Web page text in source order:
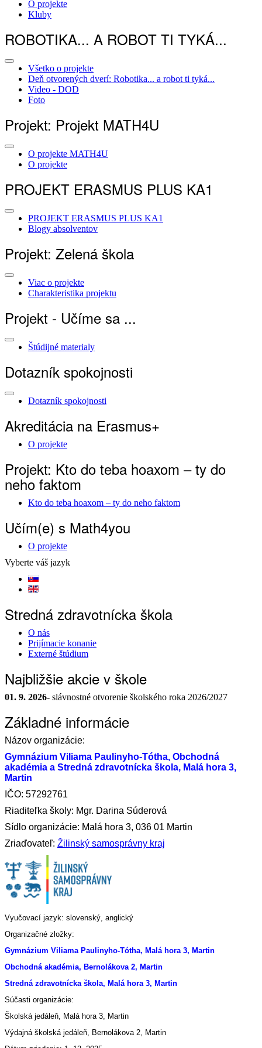
O projekte
Kluby
ROBOTIKA... A ROBOT TI TYKÁ...
Všetko o projekte
Deň otvorených dverí: Robotika... a robot ti tyká...
Video - DOD
Foto
Projekt: Projekt MATH4U
O projekte MATH4U
O projekte
PROJEKT ERASMUS PLUS KA1
PROJEKT ERASMUS PLUS KA1
Blogy absolventov
Projekt: Zelená škola
Viac o projekte
Charakteristika projektu
Projekt - Učíme sa ...
Štúdijné materialy
Dotazník spokojnosti
Dotazník spokojnosti
Akreditácia na Erasmus+
O projekte
Projekt: Kto do teba hoaxom – ty do
neho faktom
Kto do teba hoaxom – ty do neho faktom
Učím(e) s Math4you
O projekte
Vyberte váš jazyk
Stredná zdravotnícka škola
O nás
Prijímacie konanie
Externé štúdium
Najbližšie akcie v škole
01. 9. 2026- slávnostné otvorenie školského roka 2026/2027
Základné informácie
Názov organizácie:
Gymnázium Viliama Paulinyho-Tótha, Obchodná
akadémia a Stredná zdravotnícka škola, Malá hora 3,
Martin
IČO: 57292761
Riaditeľka školy: Mgr. Darina Súderová
Sídlo organizácie: Malá hora 3, 036 01 Martin
Zriaďovateľ: Žilinský samosprávny kraj
Vyučovací jazyk: slovenský, anglický
Organizačné zložky:
Gymnázium Viliama Paulinyho-Tótha, Malá hora 3, Martin
Obchodná akadémia, Bernolákova 2, Martin
Stredná zdravotnícka škola, Malá hora 3, Martin
Súčasti organizácie:
Školská jedáleň, Malá hora 3, Martin
Výdajná školská jedáleň, Bernolákova 2, Martin